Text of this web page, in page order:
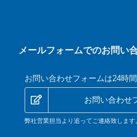
メールフォームでのお問い
お問い合わせフォームは24時間
お問い合わせ
弊社営業担当より追ってご連絡致します